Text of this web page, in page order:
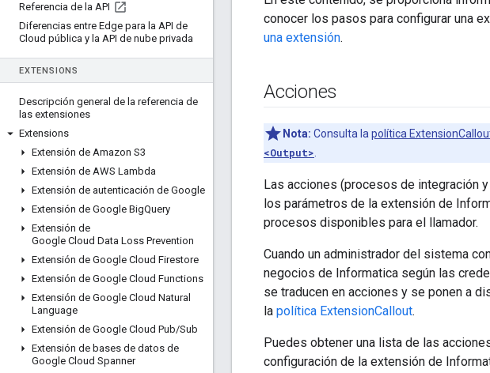
Referencia de la API
Diferencias entre Edge para la API de
Cloud pública y la API de nube privada
EXTENSIONS
Descripción general de la referencia de
las extensiones
Extensions
Extensión de Amazon S3
Extensión de AWS Lambda
Extensión de autenticación de Google
Extensión de Google BigQuery
Extensión de
Google Cloud Data Loss Prevention
Extensión de Google Cloud Firestore
Extensión de Google Cloud Functions
Extensión de Google Cloud Natural
Language
Extensión de Google Cloud Pub/Sub
Extensión de bases de datos de
Google Cloud Spanner
conocer los pasos para configurar una
una extensión.
Acciones
Nota: Consulta la política
<Output>
Las acciones (procesos de integración
los parámetros de la extensión de
procesos disponibles para el llamador.
Cuando un administrador del sistema
negocios de Informatica según las
se traducen en acciones y se ponen a
la política ExtensionCallout.
Puedes obtener una lista de las
configuración de la extensión de